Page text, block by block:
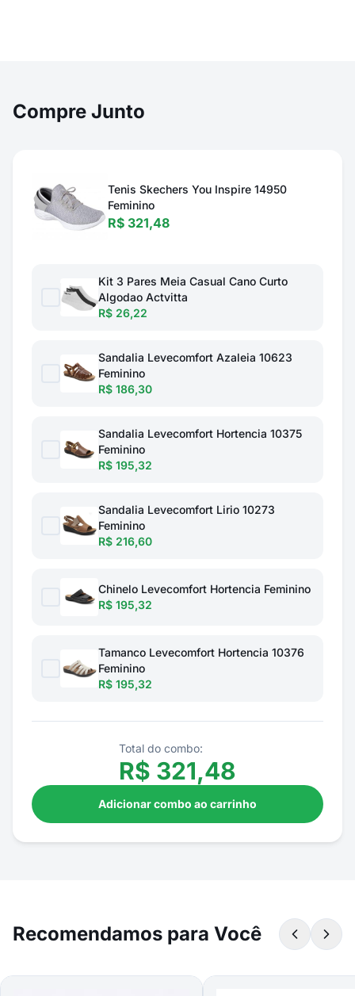
Compre Junto
Tenis Skechers You Inspire 14950
Feminino
R$ 321,48
Kit 3 Pares Meia Casual Cano Curto
Algodao Actvitta
R$ 26,22
Sandalia Levecomfort Azaleia 10623
Feminino
R$ 186,30
Sandalia Levecomfort Hortencia 10375
Feminino
R$ 195,32
Sandalia Levecomfort Lirio 10273
Feminino
R$ 216,60
Chinelo Levecomfort Hortencia Feminino
R$ 195,32
Tamanco Levecomfort Hortencia 10376
Feminino
R$ 195,32
Total do combo:
R$ 321,48
Adicionar combo ao carrinho
Recomendamos para Você